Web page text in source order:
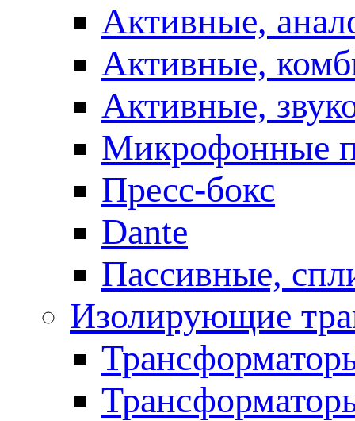
Активные,
Активные,
Активные,
Микрофонные
Пресс-бокс
Dante
Пассивные,
Изолирующие